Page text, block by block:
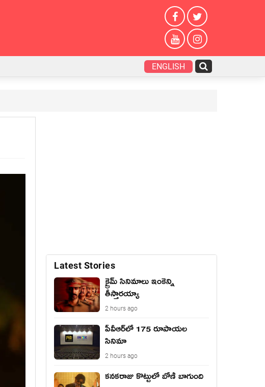
ENGLISH
Latest Stories
క్రైమ్ సినిమాలు ఇంకెన్ని
తీస్తారయ్యా
2 hours ago
పీవీఆర్‌లో 175 రూపాయల
సినిమా
2 hours ago
కనకరాజు కొట్టులో బోణీ బాగుంది